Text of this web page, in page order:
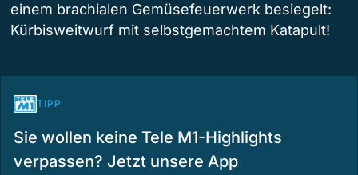
einem brachialen Gemüsefeuerwerk besiegelt:
Kürbisweitwurf mit selbstgemachtem Katapult!
TIPP
Sie wollen keine Tele M1-Highlights
verpassen? Jetzt unsere App